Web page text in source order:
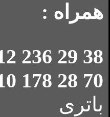
همراه :
38 29 236 0912
70 28 178 0910
باتری